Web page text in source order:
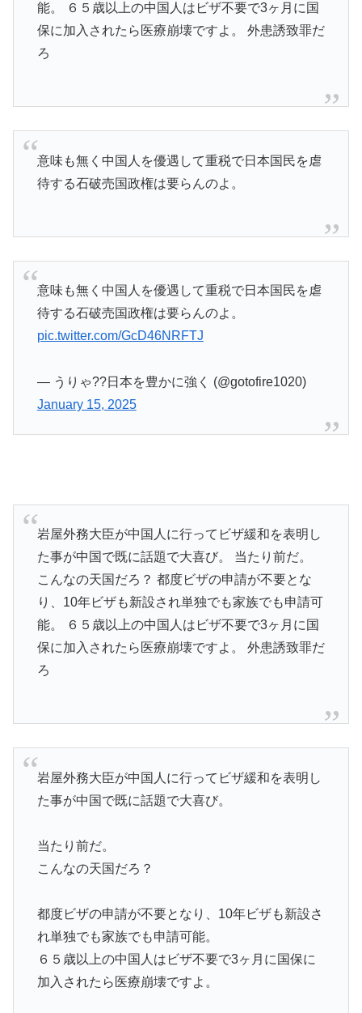
能。 ６５歳以上の中国人はビザ不要で3ヶ月に国
保に加入されたら医療崩壊ですよ。 外患誘致罪だ
ろ
意味も無く中国人を優遇して重税で日本国民を虐
待する石破売国政権は要らんのよ。
意味も無く中国人を優遇して重税で日本国民を虐
待する石破売国政権は要らんのよ。
pic.twitter.com/GcD46NRFTJ
— うりゃ??日本を豊かに強く (@gotofire1020)
January 15, 2025
岩屋外務大臣が中国人に行ってビザ緩和を表明し
た事が中国で既に話題で大喜び。 当たり前だ。
こんなの天国だろ？ 都度ビザの申請が不要とな
り、10年ビザも新設され単独でも家族でも申請可
能。 ６５歳以上の中国人はビザ不要で3ヶ月に国
保に加入されたら医療崩壊ですよ。 外患誘致罪だ
ろ
岩屋外務大臣が中国人に行ってビザ緩和を表明し
た事が中国で既に話題で大喜び。
当たり前だ。
こんなの天国だろ？
都度ビザの申請が不要となり、10年ビザも新設さ
れ単独でも家族でも申請可能。
６５歳以上の中国人はビザ不要で3ヶ月に国保に
加入されたら医療崩壊ですよ。